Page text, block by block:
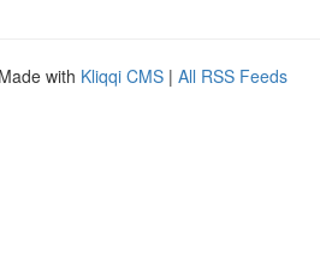
with Kliqqi CMS | All RSS Feeds